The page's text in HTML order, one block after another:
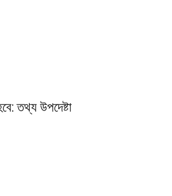
তথ্য উপদেষ্টা